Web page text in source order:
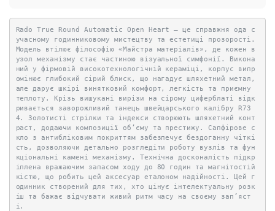
Rado True Round Automatic Open Heart — це справжня ода с
учасному годинниковому мистецтву та естетиці прозорості.
Модель втілює філософію «Майстра матеріалів», де кожен в
узол механізму стає частиною візуальної симфонії. Викона
ний у фірмовій високотехнологічній кераміці, корпус випр
омінює глибокий сірий блиск, що нагадує шляхетний метал,
але дарує шкірі винятковий комфорт, легкість та приємну
теплоту. Крізь вишукані вирізи на сірому циферблаті відк
ривається заворожливий танець швейцарського калібру R73
4. Золотисті стрілки та індекси створюють шляхетний конт
раст, додаючи композиції об’єму та престижу. Сапфірове с
кло з антибліковим покриттям забезпечує бездоганну чіткі
сть, дозволяючи детально розгледіти роботу вузлів та фун
кціональні камені механізму. Технічна досконалість підкр
іплена вражаючим запасом ходу до 80 годин та магнітостій
кістю, що робить цей аксесуар еталоном надійності. Цей г
одинник створений для тих, хто цінує інтелектуальну розк
іш та бажає відчувати живий ритм часу на своєму зап’яст
і.